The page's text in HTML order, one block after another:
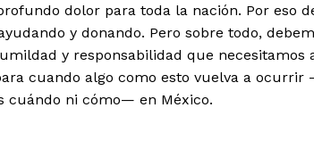
dolor para toda la nación. Por eso
y donando. Pero sobre todo,
y responsabilidad que necesitamos
cuando algo como esto vuelva a
cuándo ni cómo— en México.